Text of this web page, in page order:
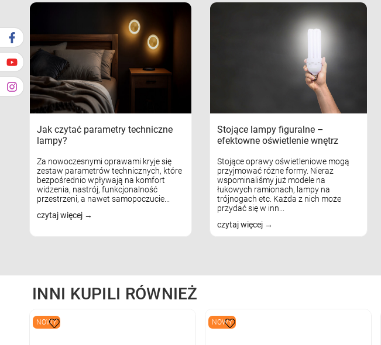
Jak czytać parametry techniczne
lampy?
Za nowoczesnymi oprawami kryje się
zestaw parametrów technicznych, które
bezpośrednio wpływają na komfort
widzenia, nastrój, funkcjonalność
przestrzeni, a nawet samopoczucie...
czytaj więcej
Stojące lampy figuralne –
efektowne oświetlenie wnętrz
Stojące oprawy oświetleniowe mogą
przyjmować różne formy. Nieraz
wspominaliśmy już modele na
łukowych ramionach, lampy na
trójnogach etc. Każda z nich może
przydać się w inn...
czytaj więcej
INNI KUPILI RÓWNIEŻ
NOWY NOWY